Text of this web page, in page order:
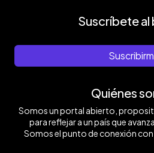
Suscríbete al
Quiénes
Somos un portal abierto,
para reflejar a un país que
Somos el punto de conexión con